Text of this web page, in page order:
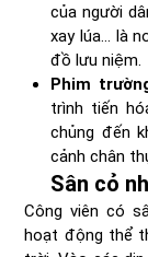
của người
xay lúa... là
đồ lưu niệm.
Phim
trình tiến
chủng đến
cảnh chân
Sân cỏ
Công viên có
hoạt động thể